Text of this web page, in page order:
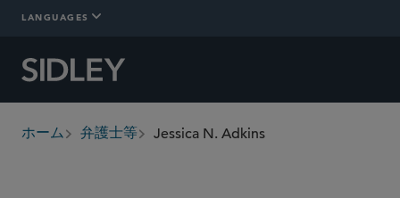
LANGUAGES
breadcrumbs
ホーム 弁護士等 Jessica N. Adkins